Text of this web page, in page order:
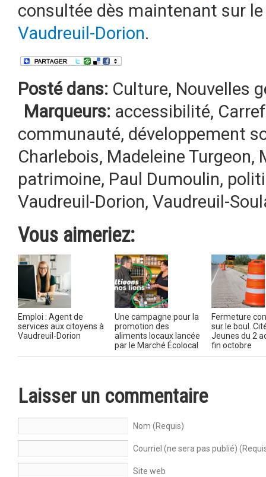
consultée dès maintenant sur
Vaudreuil-Dorion.
Posté dans: Culture, Nouvelles
Marqueurs: accessibilité,
communauté, développement
Charlebois, Madeleine Turgeon,
patrimoine, Paul Dumoulin,
Vaudreuil-Dorion, Vaudreuil-
Vous aimeriez:
Emploi : Agent de
services aux citoyens à
Vaudreuil-Dorion
Une campagne pour la
promotion des
aliments locaux lancée
par le Marché Écolocal
Fermeture
sur le boul.
Jeunes du 2
fin octobre
Laisser un commentaire
Nom (Requis)
Courriel (ne sera pas publié)
Site web